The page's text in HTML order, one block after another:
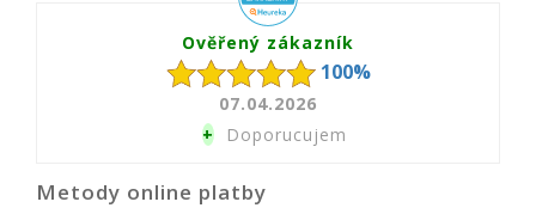
Ověřený zákazník
100%
07.04.2026
+Doporucujem
Metody online platby